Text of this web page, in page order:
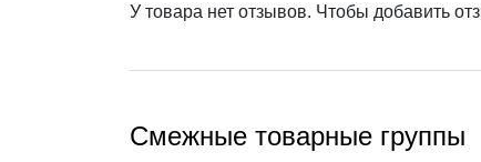
У товара нет отзывов. Чтобы добавить
Смежные товарные группы